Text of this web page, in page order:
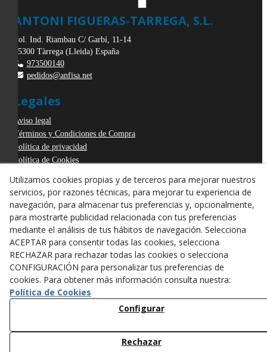
ANTONI FIGUERAS-TARREGA, S.L.
Pol. Ind. Riambau C/ Garbí, 11-14
25300 Tàrrega (Lleida) España
973500140
pedidos@anfisa.net
Legales
Aviso legal
Términos y Condiciones de Compra
Política de privacidad
Política de Cookies
Derecho de desistimiento
Utilizamos cookies propias y de terceros para mejorar nuestros
servicios, por razones técnicas, para mejorar tu experiencia de
navegación, para almacenar tus preferencias y, opcionalmente,
para mostrarte publicidad relacionada con tus preferencias
mediante el análisis de tus hábitos de navegación. Selecciona
ACEPTAR para consentir todas las cookies, selecciona
RECHAZAR para rechazar todas las cookies o selecciona
CONFIGURACIÓN para personalizar tus preferencias de
cookies. Para obtener más información consulta nuestra:
Política de Cookies
Configurar
Rechazar